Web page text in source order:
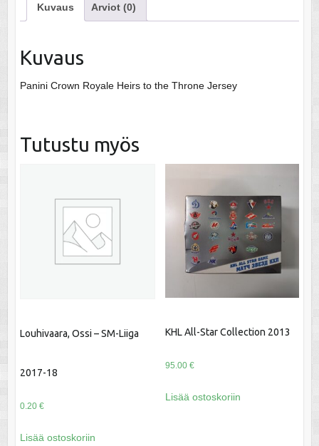
Kuvaus Arviot (0)
Kuvaus
Panini Crown Royale Heirs to the Throne Jersey
Tutustu myös
Louhivaara, Ossi – SM-Liiga
2017-18
0.20 €
Lisää ostoskoriin
KHL All-Star Collection 2013
95.00 €
Lisää ostoskoriin